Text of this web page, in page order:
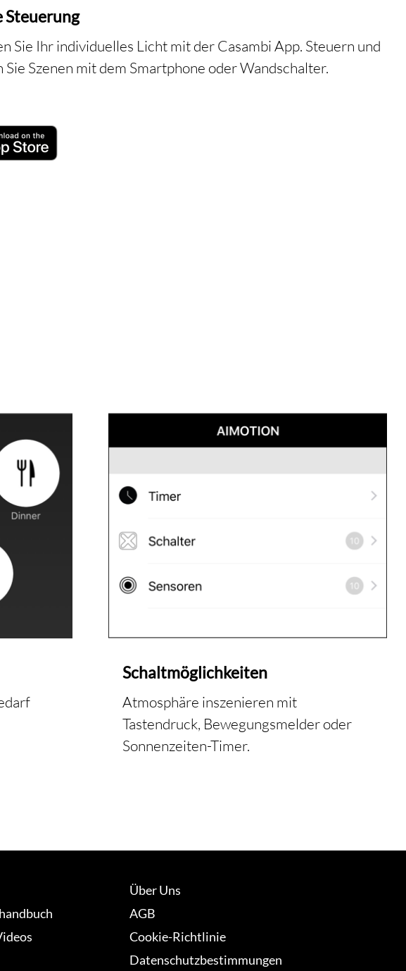
Steuerung
Sie Ihr individuelles Licht mit der Casambi App. Steuern und
Sie Szenen mit dem Smartphone oder Wandschalter.
Schaltmöglichkeiten
Atmosphäre inszenieren mit
Tastendruck, Bewegungsmelder oder
Sonnenzeiten-Timer.
Über Uns
AGB
Cookie-Richtlinie
Datenschutzbestimmungen